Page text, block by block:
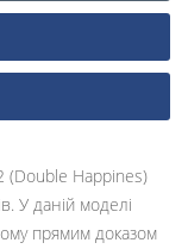
(Double Happines)
У даній моделі
прямим доказом